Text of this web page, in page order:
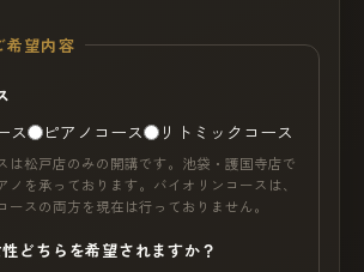
希望内容
ス ピアノコース リトミックコース
は松戸店のみの開講です。池袋・護国寺店で
ノを承っております。バイオリンコースは、
ースの両方を現在は行っておりません。
どちらを希望されますか？